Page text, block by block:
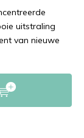
uitstraling
van nieuwe